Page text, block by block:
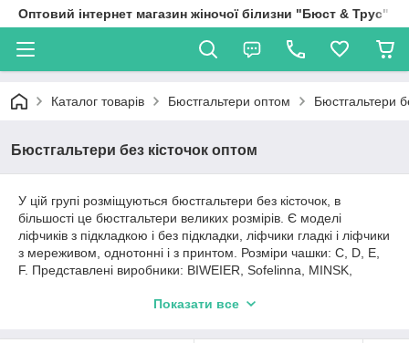
Оптовий інтернет магазин жіночої білизни "Бюст & Трус"
Каталог товарів Бюстгальтери оптом Бюстгальтери
Бюстгальтери без кісточок оптом
У цій групі розміщуються бюстгальтери без кісточок, в
більшості це бюстгальтери великих розмірів. Є моделі
ліфчиків з підкладкою і без підкладки, ліфчики гладкі і ліфчики
з мереживом, однотонні і з принтом. Розміри чашки: С, D, E,
F. Представлені виробники: BIWEIER, Sofelinna, MINSK,
Для повної інформації про моделі клікніть по картинці і
Показати все